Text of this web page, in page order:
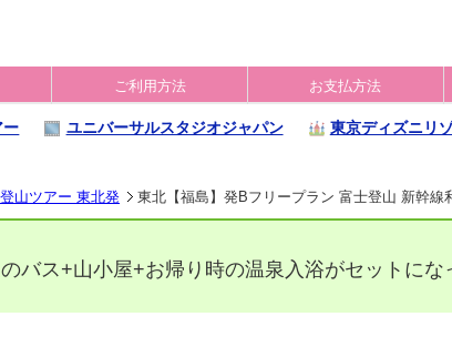
ご利用方法 お支払方法
ー ユニバーサルスタジオジャパン 東京ディズニリ
山ツアー 東北発 東北【福島】発Bフリープラン 富士登山 新幹線
バス+山小屋+お帰り時の温泉入浴がセットにな